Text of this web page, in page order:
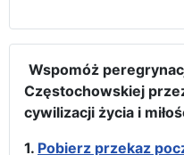
Wspomóż
Częstochowskiej
cywilizacji życia i
1. Pobierz przekaz